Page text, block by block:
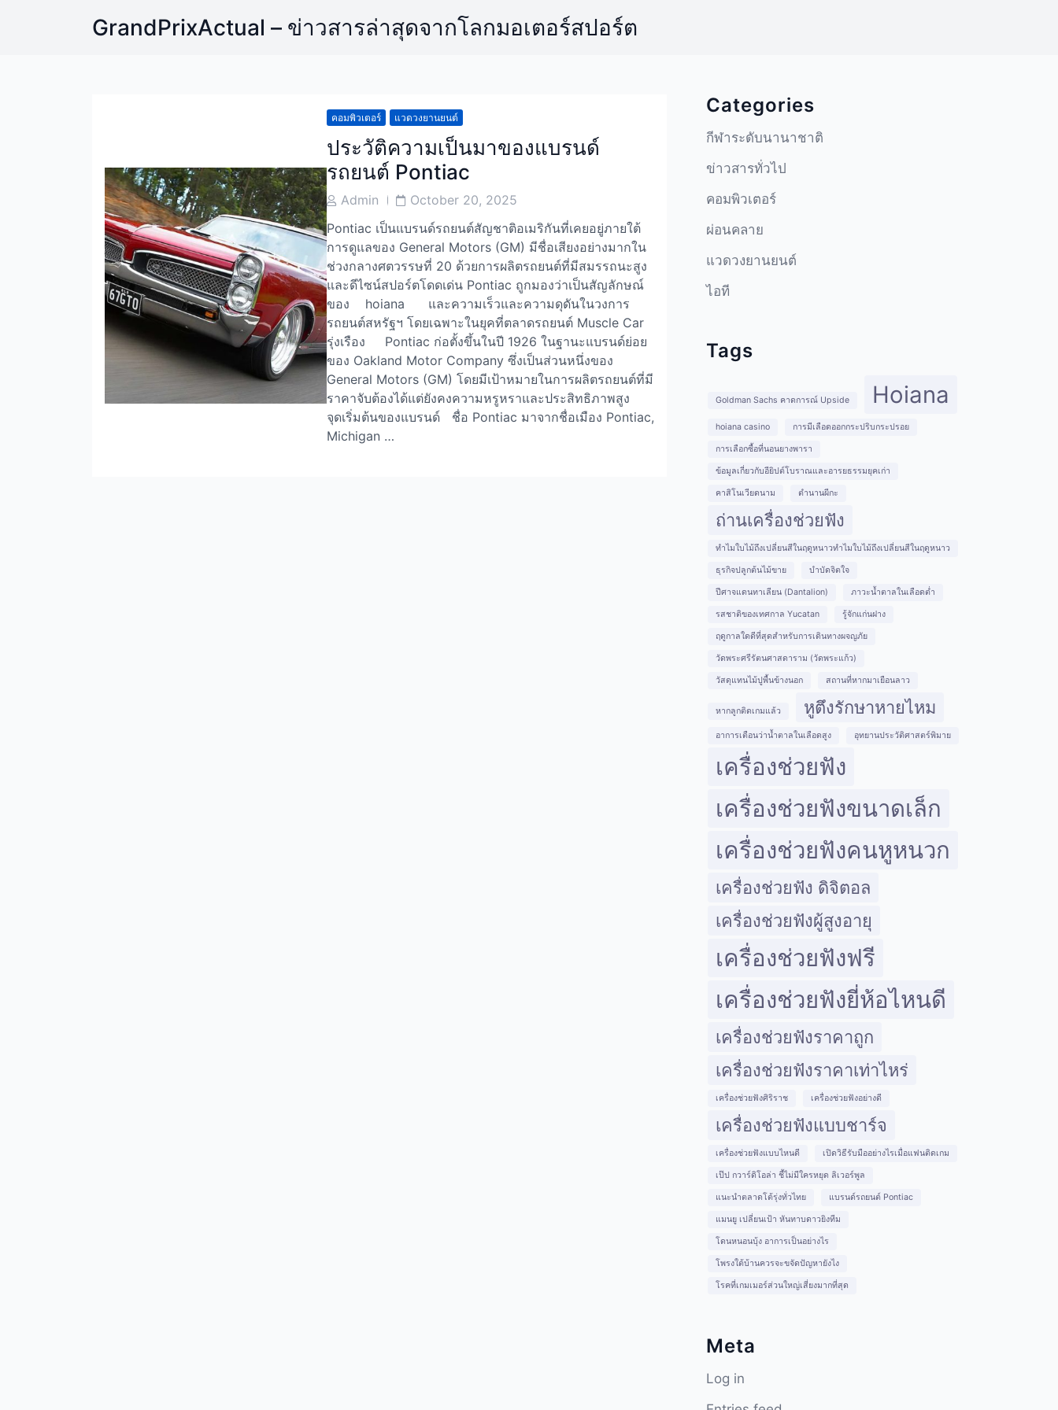
GrandPrixActual – ข่าวสารล่าสุดจากโลกมอเตอร์สปอร์ต
คอมพิวเตอร์ แวดวงยานยนต์
ประวัติความเป็นมาของแบรนด์
รถยนต์ Pontiac
Post
Author
Admin
PostOctober 20, 2025
Pontiac เป็นแบรนด์รถยนต์สัญชาติอเมริกันที่เคยอยู่ภายใต้
การดูแลของ General Motors (GM) มีชื่อเสียงอย่างมากใน
ช่วงกลางศตวรรษที่ 20 ด้วยการผลิตรถยนต์ที่มีสมรรถนะสูง
และดีไซน์สปอร์ตโดดเด่น Pontiac ถูกมองว่าเป็นสัญลักษณ์
ของ hoiana และความเร็วและความดุดันในวงการ
รถยนต์สหรัฐฯ โดยเฉพาะในยุคที่ตลาดรถยนต์ Muscle Car
รุ่งเรือง Pontiac ก่อตั้งขึ้นในปี 1926 ในฐานะแบรนด์ย่อย
ของ Oakland Motor Company ซึ่งเป็นส่วนหนึ่งของ
General Motors (GM) โดยมีเป้าหมายในการผลิตรถยนต์ที่มี
ราคาจับต้องได้แต่ยังคงความหรูหราและประสิทธิภาพสูง
จุดเริ่มต้นของแบรนด์ ชื่อ Pontiac มาจากชื่อเมือง Pontiac,
Michigan …
Categories
กีฬาระดับนานาชาติ
ข่าวสารทั่วไป
คอมพิวเตอร์
ผ่อนคลาย
แวดวงยานยนต์
ไอที
Tags
Goldman Sachs คาดการณ์ Upside Hoiana
hoiana casino การมีเลือดออกกระปริบกระปรอย
การเลือกซื้อที่นอนยางพารา
ข้อมูลเกี่ยวกับอียิปต์โบราณและอารยธรรมยุคเก่า
คาสิโนเวียดนาม ตำนานผีกะ
ถ่านเครื่องช่วยฟัง
ทำไมใบไม้ถึงเปลี่ยนสีในฤดูหนาวทำไมใบไม้ถึงเปลี่ยนสีในฤดูหนาว
ธุรกิจปลูกต้นไม้ขาย บำบัดจิตใจ
ปีศาจแดนทาเลียน (Dantalion) ภาวะน้ำตาลในเลือดต่ำ
รสชาติของเทศกาล Yucatan รู้จักแก่นฝาง
ฤดูกาลใดดีที่สุดสำหรับการเดินทางผจญภัย
วัดพระศรีรัตนศาสดาราม (วัดพระแก้ว)
วัสดุแทนไม้ปูพื้นข้างนอก สถานที่หากมาเยือนลาว
หากลูกติดเกมแล้ว หูตึงรักษาหายไหม
อาการเตือนว่าน้ำตาลในเลือดสูง อุทยานประวัติศาสตร์พิมาย
เครื่องช่วยฟัง
เครื่องช่วยฟังขนาดเล็ก
เครื่องช่วยฟังคนหูหนวก
เครื่องช่วยฟัง ดิจิตอล
เครื่องช่วยฟังผู้สูงอายุ
เครื่องช่วยฟังฟรี
เครื่องช่วยฟังยี่ห้อไหนดี
เครื่องช่วยฟังราคาถูก
เครื่องช่วยฟังราคาเท่าไหร่
เครื่องช่วยฟังศิริราช เครื่องช่วยฟังอย่างดี
เครื่องช่วยฟังแบบชาร์จ
เครื่องช่วยฟังแบบไหนดี เปิดวิธีรับมืออย่างไรเมื่อแฟนติดเกม
เป๊ป กวาร์ดิโอล่า ชี้ไม่มีใครหยุด ลิเวอร์พูล
แนะนำตลาดโต้รุ่งทั่วไทย แบรนด์รถยนต์ Pontiac
แมนยู เปลี่ยนเป้า หันทาบดาวยิงทีม
โดนหนอนบุ้ง อาการเป็นอย่างไร
โพรงใต้บ้านควรจะขจัดปัญหายังไง
โรคที่เกมเมอร์ส่วนใหญ่เสี่ยงมากที่สุด
Meta
Log in